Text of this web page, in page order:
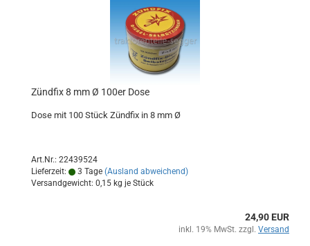
Zündfix 8 mm Ø 100er Dose
Dose mit 100 Stück Zündfix in 8 mm Ø
Art.Nr.: 22439524
Lieferzeit:
3 Tage (Ausland abweichend)
Versandgewicht: 0,15 kg je Stück
24,90 EUR
inkl. 19% MwSt. zzgl. Versand